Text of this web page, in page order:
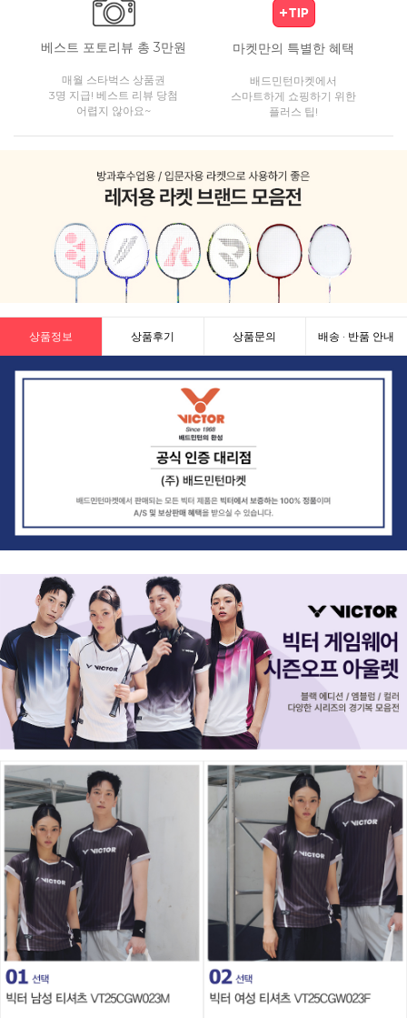
베스트 포토리뷰 총 3만원
매월 스타벅스 상품권
3명 지급! 베스트 리뷰 당첨
어렵지 않아요~
마켓만의 특별한 혜택
배드민턴마켓에서
스마트하게 쇼핑하기 위한
플러스 팁!
상품정보 상품후기 상품문의 배송 · 반품 안내